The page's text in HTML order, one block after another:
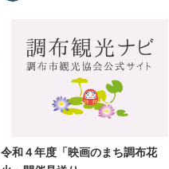
令和４年度「映画のまち調布花